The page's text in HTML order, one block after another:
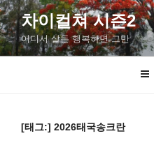
차이컬쳐 시즌2
어디서 살든 행복하면 그만
[태그:] 2026태국송크란